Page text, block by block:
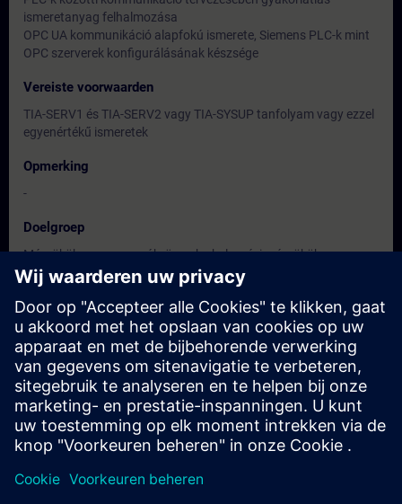
ismeretanyag felhalmozása
OPC UA kommunikáció alapfokú ismerete, Siemens PLC-k mint
OPC szerverek konfigurálásának készsége
Vereiste voorwaarden
TIA-SERV1 és TIA-SERV2 vagy TIA-SYSUP tanfolyam vagy ezzel
egyenértékű ismeretek
Opmerking
-
Doelgroep
Mérnökök, programozók, üzembe helyezési mérnökök,
szervizszakemberek
Data en registratie
Momenteel geen evenementen beschikbaar
Plaats uzelf op de wachtlijst en ontvang een bericht wanneer
nieuwe data beschikbaar zijn.
Hou me op de hoogte